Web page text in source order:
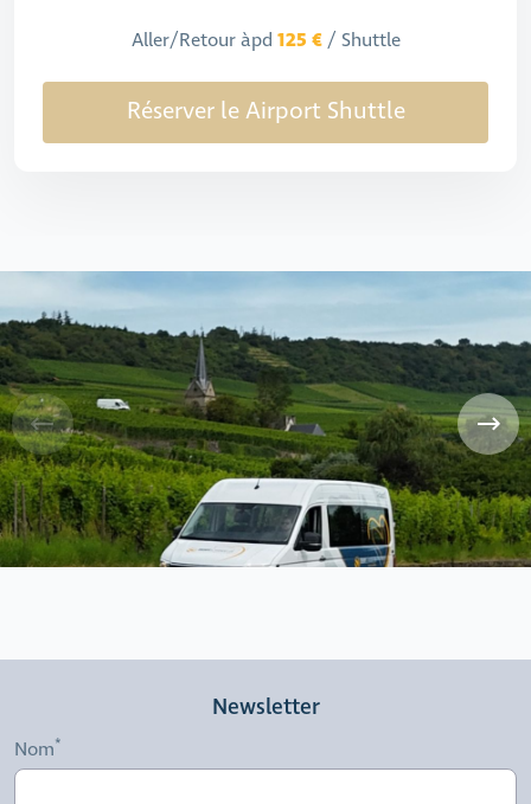
Aller/Retour àpd 125 € / Shuttle
Réserver le Airport Shuttle
Newsletter
Nom